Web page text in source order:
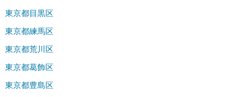
東京都目黒区
東京都練馬区
東京都荒川区
東京都葛飾区
東京都豊島区